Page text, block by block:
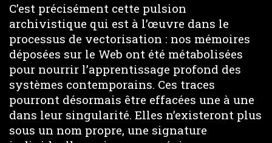
C’est précisément cette pulsion
archivistique qui est à l’œuvre dans le
processus de vectorisation : nos mémoires
déposées sur le Web ont été métabolisées
pour nourrir l’apprentissage profond des
systèmes contemporains. Ces traces
pourront désormais être effacées une à une
dans leur singularité. Elles n’existeront plus
sous un nom propre, une signature